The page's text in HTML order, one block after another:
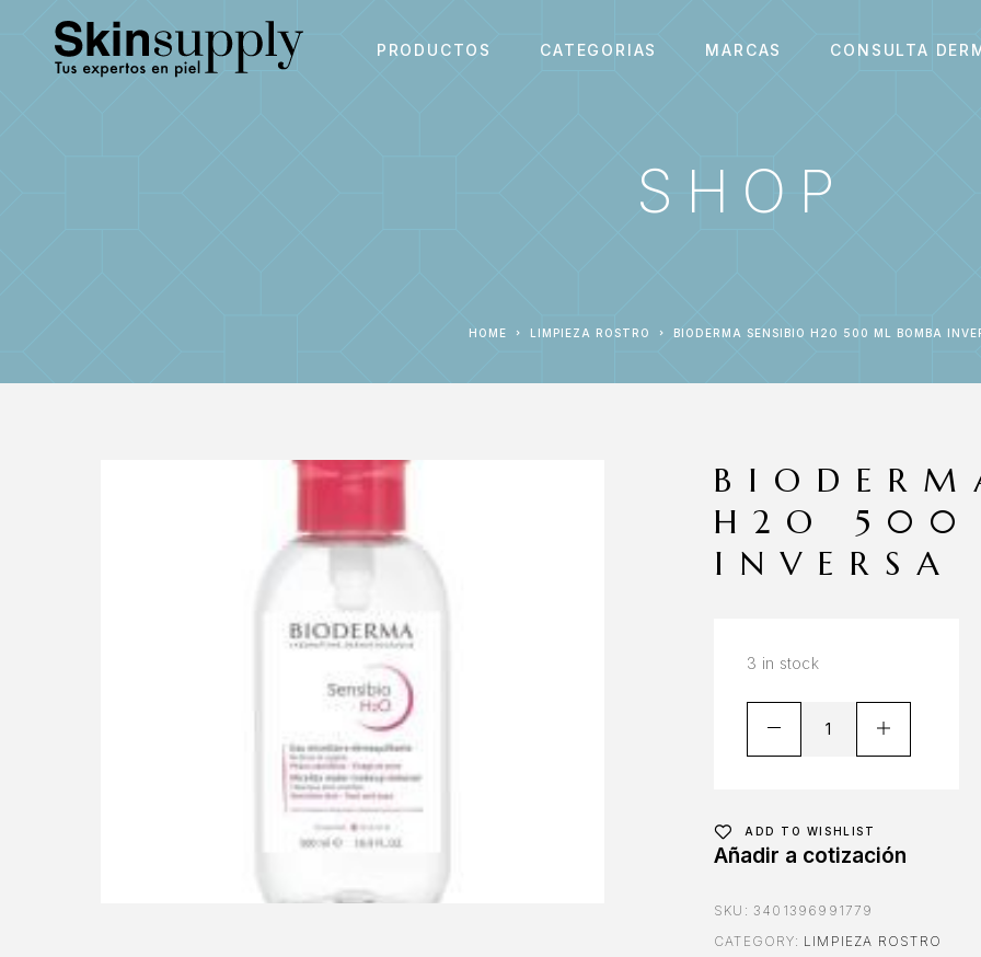
PRODUCTOS CATEGORIAS MARCAS CONSULTA
SHOP
HOME LIMPIEZA ROSTRO BIODERMA SENSIBIO H2O 500 ML BOMBA
H2O 500
INVERSA
3 in stock
ADD TO WISHLIST
Añadir a cotización
SKU: 3401396991779
CATEGORY: LIMPIEZA ROSTRO